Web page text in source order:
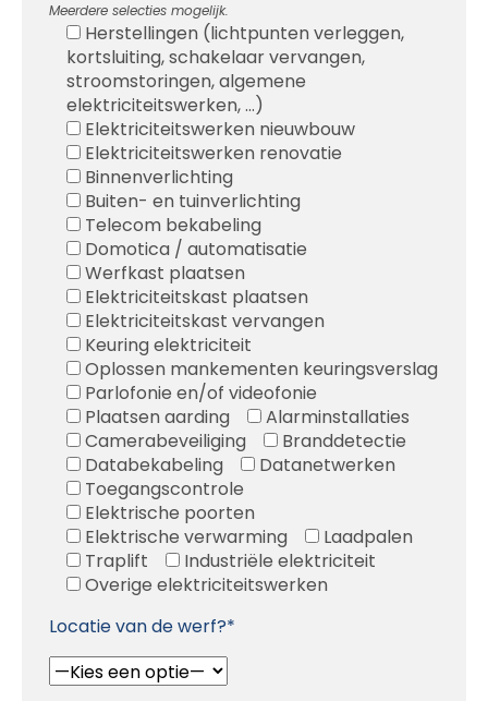
Meerdere selecties mogelijk.
Herstellingen (lichtpunten verleggen,
kortsluiting, schakelaar vervangen,
stroomstoringen, algemene
elektriciteitswerken, ...)
Elektriciteitswerken nieuwbouw
Elektriciteitswerken renovatie
Binnenverlichting
Buiten- en tuinverlichting
Telecom bekabeling
Domotica / automatisatie
Werfkast plaatsen
Elektriciteitskast plaatsen
Elektriciteitskast vervangen
Keuring elektriciteit
Oplossen mankementen keuringsverslag
Parlofonie en/of videofonie
Plaatsen aarding
Alarminstallaties
Camerabeveiliging
Branddetectie
Databekabeling
Datanetwerken
Toegangscontrole
Elektrische poorten
Elektrische verwarming
Laadpalen
Traplift
Industriële elektriciteit
Overige elektriciteitswerken
Locatie van de werf?*